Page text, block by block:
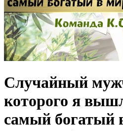
Случайный
которого я
самый богатый